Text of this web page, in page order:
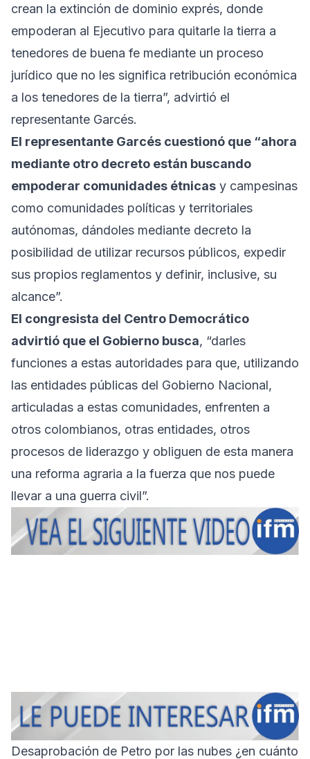
crean la extinción de dominio exprés, donde
empoderan al Ejecutivo para quitarle la tierra a
tenedores de buena fe mediante un proceso
jurídico que no les significa retribución económica
a los tenedores de la tierra”, advirtió el
representante Garcés.
El representante Garcés cuestionó que “ahora
mediante otro decreto están buscando
empoderar comunidades étnicas y campesinas
como comunidades políticas y territoriales
autónomas, dándoles mediante decreto la
posibilidad de utilizar recursos públicos, expedir
sus propios reglamentos y definir, inclusive, su
alcance”.
El congresista del Centro Democrático
advirtió que el Gobierno busca, “darles
funciones a estas autoridades para que, utilizando
las entidades públicas del Gobierno Nacional,
articuladas a estas comunidades, enfrenten a
otros colombianos, otras entidades, otros
procesos de liderazgo y obliguen de esta manera
una reforma agraria a la fuerza que nos puede
llevar a una guerra civil”.
Desaprobación de Petro por las nubes ¿en cuánto